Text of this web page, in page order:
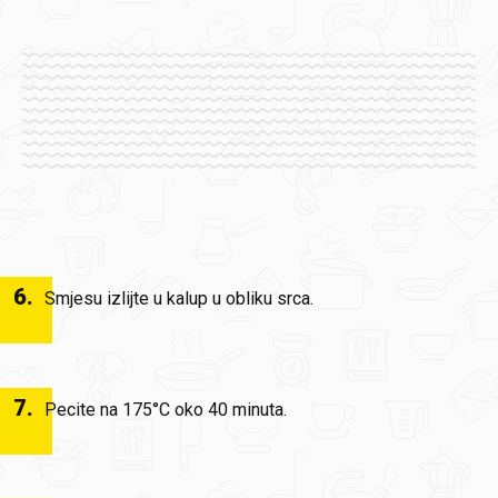
6. Smjesu izlijte u kalup u obliku srca.
7. Pecite na 175°C oko 40 minuta.